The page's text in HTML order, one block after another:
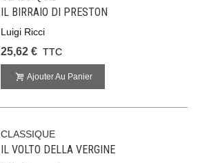
IL BIRRAIO DI PRESTON
Luigi Ricci
25,62 € TTC
Ajouter Au Panier
CLASSIQUE
IL VOLTO DELLA VERGINE